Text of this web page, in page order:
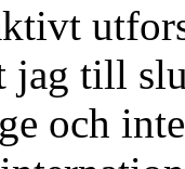
jag till
och